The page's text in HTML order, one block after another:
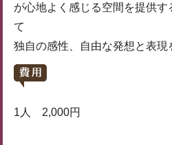
が心地よく感じる空間を提供
て
独自の感性、自由な発想と表現
1人 2,000円